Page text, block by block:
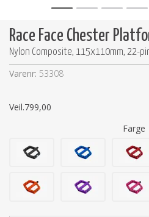
Race Face Chester
Nylon Composite, 115x110mm, 22-
Varenr: 53308
Veil.799,00
Farge